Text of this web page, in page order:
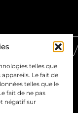
telles que
Le fait de
telles que le
fait de ne pas
négatif sur